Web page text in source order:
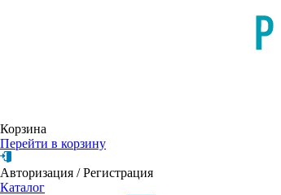
Корзина
Перейти в корзину
Авторизация /Регистрация
Каталог